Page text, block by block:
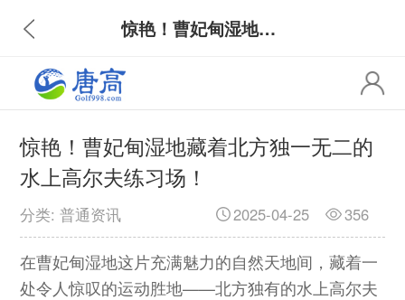
惊艳！曹妃甸湿地藏着北方独一无二的水上高尔夫练习场！
惊艳！曹妃甸湿地藏着北方独一无二的
水上高尔夫练习场！
分类: 普通资讯 356
2025-04-25
在曹妃甸湿地这片充满魅力的自然天地间，藏着一
处令人惊叹的运动胜地——北方独有的水上高尔夫